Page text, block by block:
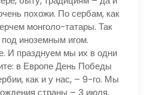
похожи. По сербам, как
монголо-татары. Так
иноземным игом.
И празднуем мы их в одни
в Европе День Победы
как и у нас, – 9-го. Мы
страны – 3 июля,